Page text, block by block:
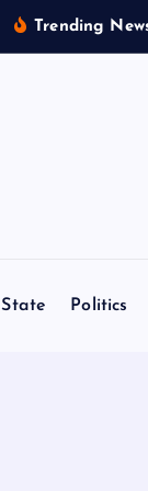
Trending
State Politics